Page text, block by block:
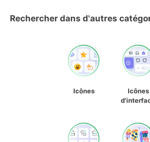
Rechercher dans d'autres
Icônes
Icônes